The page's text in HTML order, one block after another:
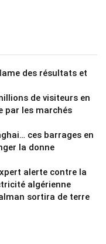
des résultats et
de visiteurs en
par les marchés
ces barrages en
la donne
alerte contre la
algérienne
sortira de terre